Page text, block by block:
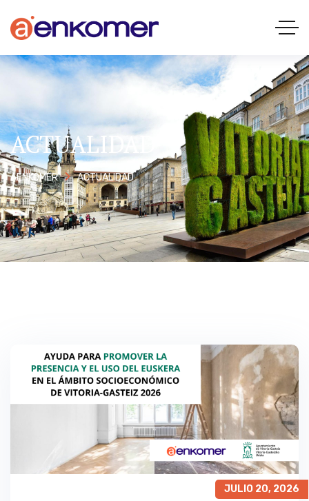
ACTUALIDAD
AENKOMER ACTUALIDAD
JULIO 20, 2026